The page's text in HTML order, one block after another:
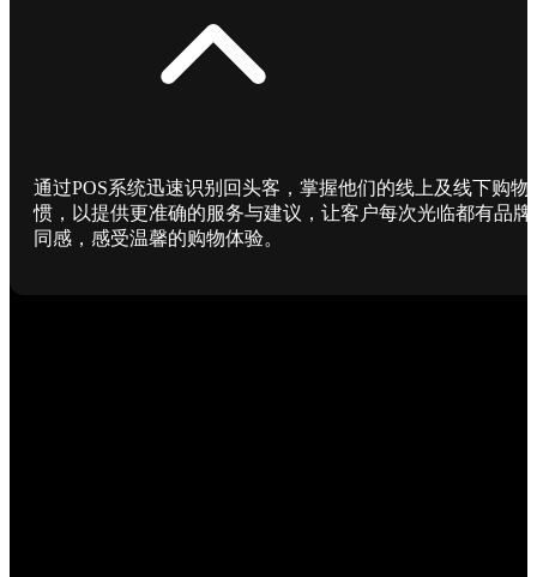
通过POS系统迅速识别回头客，掌握他们的线上及线下购物
惯，以提供更准确的服务与建议，让客户每次光临都有品牌
同感，感受温馨的购物体验。